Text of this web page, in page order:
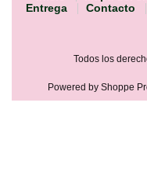
Entrega
Contacto
Todos los
Powered by Shoppe